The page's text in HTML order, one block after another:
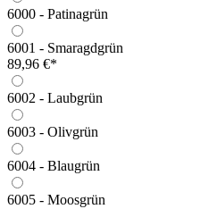
6000 - Patinagrün
6001 - Smaragdgrün
89,96 €*
6002 - Laubgrün
6003 - Olivgrün
6004 - Blaugrün
6005 - Moosgrün